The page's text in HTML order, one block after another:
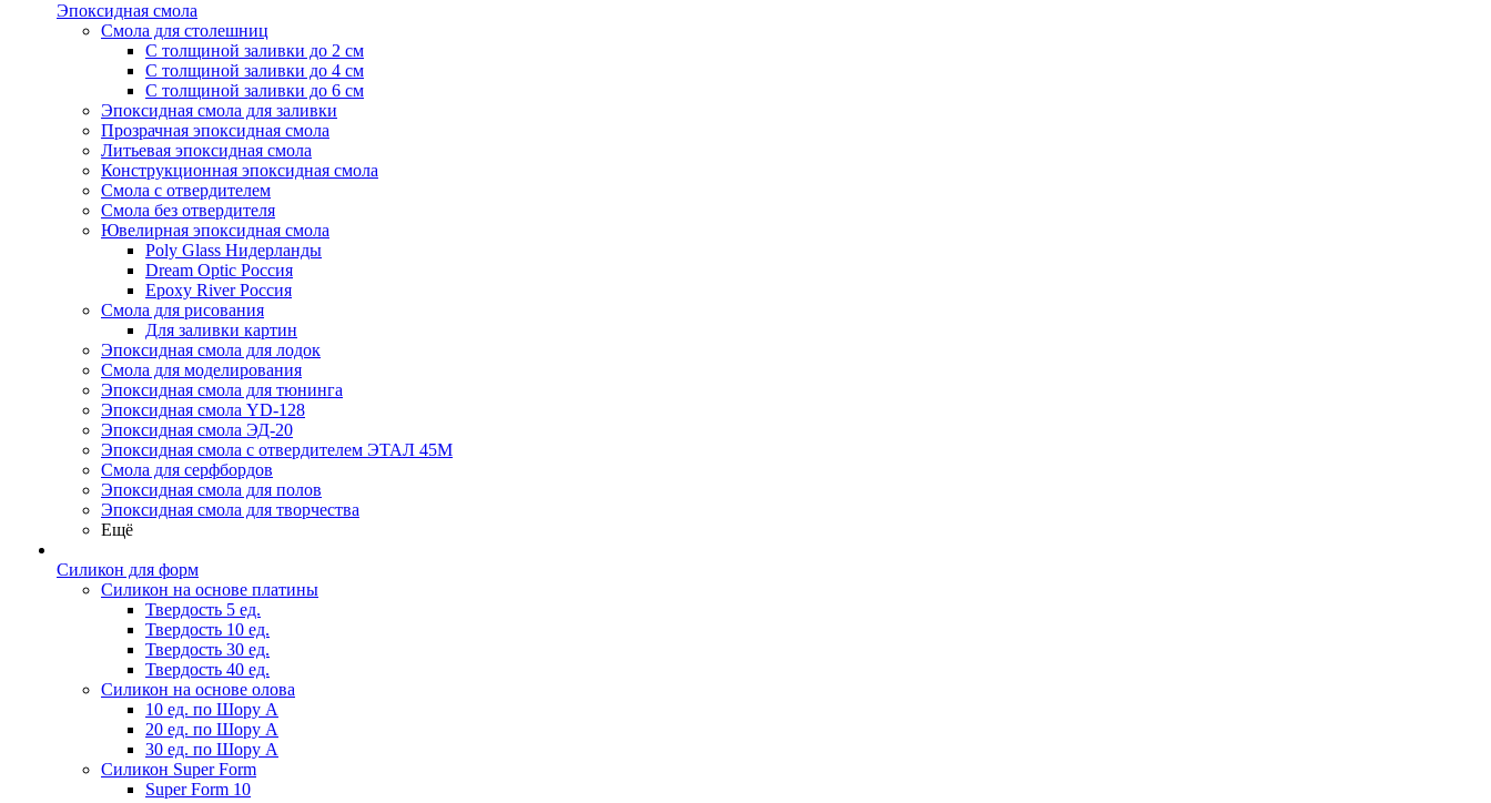
Эпоксидная смола
Смола для столешниц
С толщиной заливки до 2 см
С толщиной заливки до 4 см
С толщиной заливки до 6 см
Эпоксидная смола для заливки
Прозрачная эпоксидная смола
Литьевая эпоксидная смола
Конструкционная эпоксидная смола
Смола с отвердителем
Смола без отвердителя
Ювелирная эпоксидная смола
Poly Glass Нидерланды
Dream Optic Россия
Epoxy River Россия
Смола для рисования
Для заливки картин
Эпоксидная смола для лодок
Смола для моделирования
Эпоксидная смола для тюнинга
Эпоксидная смола YD-128
Эпоксидная смола ЭД-20
Эпоксидная смола с отвердителем ЭТАЛ 45М
Смола для серфбордов
Эпоксидная смола для полов
Эпоксидная смола для творчества
Ещё
Силикон для форм
Силикон на основе платины
Твердость 5 ед.
Твердость 10 ед.
Твердость 30 ед.
Твердость 40 ед.
Силикон на основе олова
10 ед. по Шору А
20 ед. по Шору А
30 ед. по Шору А
Силикон Super Form
Super Form 10